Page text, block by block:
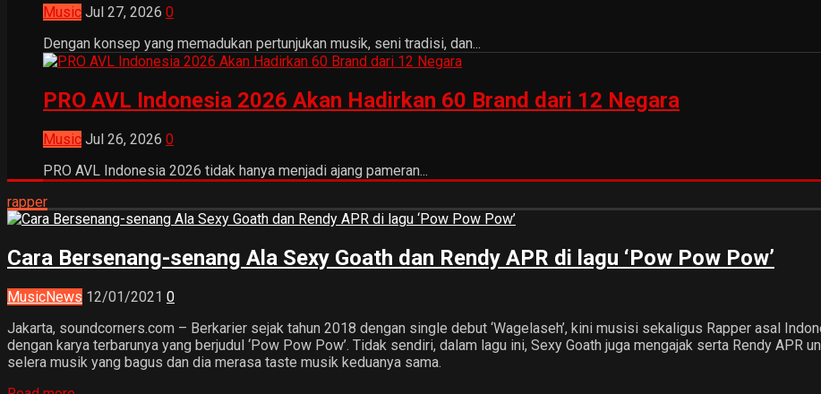
Music Jul 27, 2026 0
Dengan konsep yang memadukan pertunjukan musik, seni tradisi, dan...
PRO AVL Indonesia 2026 Akan Hadirkan 60 Brand dari 12 Negara
Music Jul 26, 2026 0
PRO AVL Indonesia 2026 tidak hanya menjadi ajang pameran...
rapper
Cara Bersenang-senang Ala Sexy Goath dan Rendy APR di lagu ‘Pow Pow Pow’
MusicNews 12/01/2021 0
Jakarta, soundcorners.com – Berkarier sejak tahun 2018 dengan single debut ‘Wagelaseh’, kini musisi sekaligus Rapper asal
dengan karya terbarunya yang berjudul ‘Pow Pow Pow’. Tidak sendiri, dalam lagu ini, Sexy Goath juga mengajak serta Rendy APR
selera musik yang bagus dan dia merasa taste musik keduanya sama.